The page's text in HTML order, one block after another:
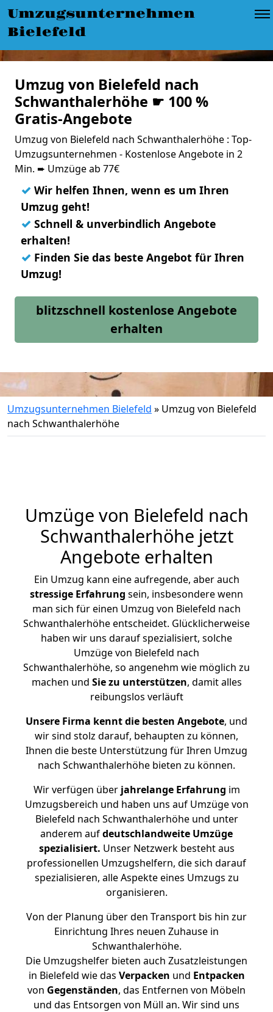
Umzugsunternehmen
Bielefeld
Umzug von Bielefeld nach
Schwanthalerhöhe ☛ 100 %
Gratis-Angebote
Umzug von Bielefeld nach Schwanthalerhöhe : Top-
Umzugsunternehmen - Kostenlose Angebote in 2
Min. ➨ Umzüge ab 77€
✓ Wir helfen Ihnen, wenn es um Ihren
Umzug geht!
✓ Schnell & unverbindlich Angebote
erhalten!
✓ Finden Sie das beste Angebot für Ihren
Umzug!
blitzschnell kostenlose Angebote
erhalten
Umzugsunternehmen Bielefeld » Umzug von Bielefeld
nach Schwanthalerhöhe
Umzüge von Bielefeld nach
Schwanthalerhöhe jetzt
Angebote erhalten
Ein Umzug kann eine aufregende, aber auch
stressige Erfahrung sein, insbesondere wenn
man sich für einen Umzug von Bielefeld nach
Schwanthalerhöhe entscheidet. Glücklicherweise
haben wir uns darauf spezialisiert, solche
Umzüge von Bielefeld nach
Schwanthalerhöhe, so angenehm wie möglich zu
machen und Sie zu unterstützen, damit alles
reibungslos verläuft
Unsere Firma kennt die besten Angebote, und
wir sind stolz darauf, behaupten zu können,
Ihnen die beste Unterstützung für Ihren Umzug
nach Schwanthalerhöhe bieten zu können.
Wir verfügen überjahrelange Erfahrung im
Umzugsbereich und haben uns auf Umzüge von
Bielefeld nach Schwanthalerhöhe und unter
anderem aufdeutschlandweite Umzüge
spezialisiert. Unser Netzwerk besteht aus
professionellen Umzugshelfern, die sich darauf
spezialisieren, alle Aspekte eines Umzugs zu
organisieren.
Von der Planung über den Transport bis hin zur
Einrichtung Ihres neuen Zuhause in
Schwanthalerhöhe.
Die Umzugshelfer bieten auch Zusatzleistungen
in Bielefeld wie das Verpacken und Entpacken
von Gegenständen, das Entfernen von Möbeln
und das Entsorgen von Müll an. Wir sind uns